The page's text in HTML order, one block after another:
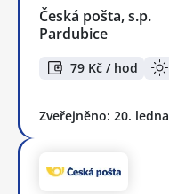
Česká pošta, s.p.
Pardubice
79 Kč / hod
Zveřejněno: 20. ledna